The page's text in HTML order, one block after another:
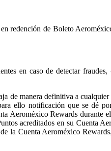
redención de Boleto
en caso de detectar
de manera definitiva a
ello notificación que se dé
Aeroméxico Rewards
acreditados en su Cuenta
la Cuenta Aeroméxico